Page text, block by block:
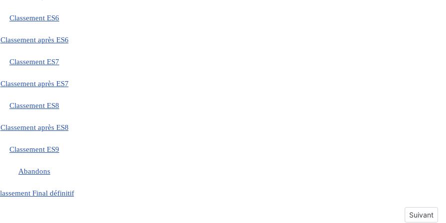
Classement ES6
Classement après ES6
Classement ES7
Classement après ES7
Classement ES8
Classement après ES8
Classement ES9
Abandons
Final définitif
Article
Suivant